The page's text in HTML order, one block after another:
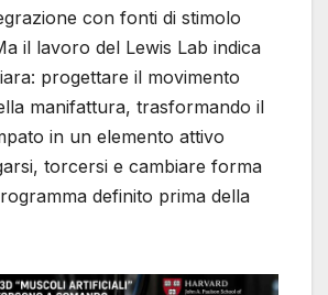
con fonti di stimolo
il lavoro del Lewis Lab indica
progettare il movimento
manifattura, trasformando il
in un elemento attivo
torcersi e cambiare forma
definito prima della